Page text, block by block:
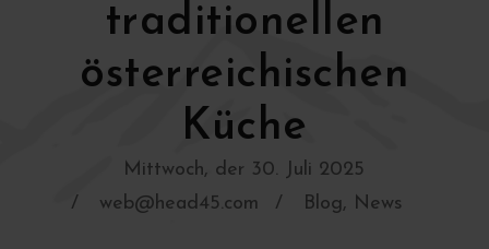
Mittwoch, der 30. Juli 2025
web@head45.com
Blog, News
traditionellen
österreichischen
Küche